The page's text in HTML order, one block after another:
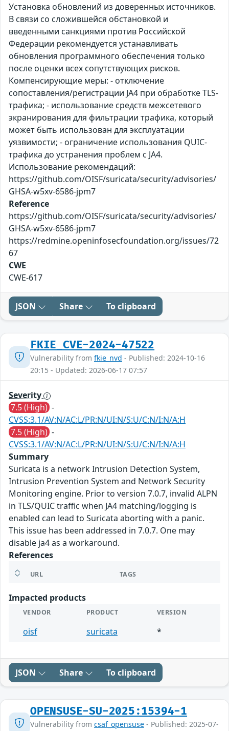
Установка обновлений из доверенных источников.
В связи со сложившейся обстановкой и
введенными санкциями против Российской
Федерации рекомендуется устанавливать
обновления программного обеспечения только
после оценки всех сопутствующих рисков.
Компенсирующие меры: - отключение
сопоставления/регистрации JA4 при обработке TLS-
трафика; - использование средств межсетевого
экранирования для фильтрации трафика, который
может быть использован для эксплуатации
уязвимости; - ограничение использования QUIC-
трафика до устранения проблем с JA4.
Использование рекомендаций:
https://github.com/OISF/suricata/security/advisories/
GHSA-w5xv-6586-jpm7
Reference
https://github.com/OISF/suricata/security/advisories/
GHSA-w5xv-6586-jpm7
https://redmine.openinfosecfoundation.org/issues/72
67
CWE
CWE-617
JSON Share To clipboard
FKIE_CVE-2024-47522
Vulnerability from fkie_nvd - Published: 2024-10-16
20:15 - Updated: 2026-06-17 07:57
Severity
7.5 (High) -
CVSS:3.1/AV:N/AC:L/PR:N/UI:N/S:U/C:N/I:N/A:H
7.5 (High) -
CVSS:3.1/AV:N/AC:L/PR:N/UI:N/S:U/C:N/I:N/A:H
Summary
Suricata is a network Intrusion Detection System,
Intrusion Prevention System and Network Security
Monitoring engine. Prior to version 7.0.7, invalid ALPN
in TLS/QUIC traffic when JA4 matching/logging is
enabled can lead to Suricata aborting with a panic.
This issue has been addressed in 7.0.7. One may
disable ja4 as a workaround.
References
URL TAGS
Impacted products
VENDOR PRODUCT VERSION
oisf suricata *
JSON Share To clipboard
OPENSUSE-SU-2025:15394-1
Vulnerability from csaf_opensuse - Published: 2025-07-